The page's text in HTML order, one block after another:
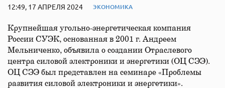
12:49, 17 АПРЕЛЯ 2024 ЭКОНОМИКА
Крупнейшая угольно-энергетическая компания
России СУЭК, основанная в 2001 г. Андреем
Мельниченко, объявила о создании Отраслевого
центра силовой электроники и энергетики (ОЦ СЭЭ).
ОЦ СЭЭ был представлен на семинаре «Проблемы
развития силовой электроники и энергетики».